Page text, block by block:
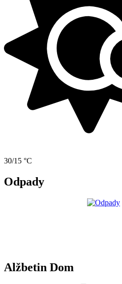
30/15 °C
Odpady
Alžbetin Dom